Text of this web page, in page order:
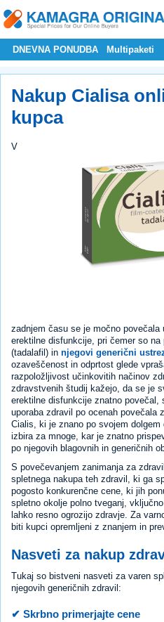
DNEVNA PONUDBA Multipaketi
Nakup Cialisa
kupca
V
zadnjem času se je močno povečala
erektilne disfunkcije, pri čemer so
(tadalafil) in njegovi generični
ozaveščenost in odprtost glede
razpoložljivost učinkovitih načinov
zdravstvenih študij kažejo, da se je
erektilne disfunkcije znatno
uporaba zdravil po ocenah povečala
Cialis, ki je znano po svojem
izbira za mnoge, kar je znatno
po njegovih blagovnih in generičnih
S povečevanjem zanimanja za
spletnega nakupa teh zdravil, ki ga
pogosto konkurenčne cene, ki jih
spletno okolje polno tveganj,
lahko resno ogrozijo zdravje. Za
biti kupci opremljeni z znanjem in
Nasveti za nakup
Tukaj so bistveni nasveti za varen
njegovih generičnih zdravil:
✔ Skrbno primerjajte cene